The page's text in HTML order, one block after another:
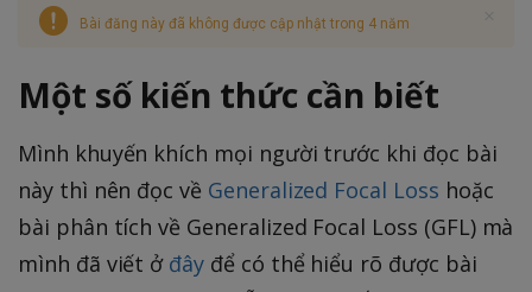
Bài đăng này đã không được cập nhật trong 4 năm
Một số kiến thức cần biết
Mình khuyến khích mọi người trước khi đọc bài
này thì nên đọc về Generalized Focal Loss hoặc
bài phân tích về Generalized Focal Loss (GFL) mà
mình đã viết ở đây để có thể hiểu rõ được bài